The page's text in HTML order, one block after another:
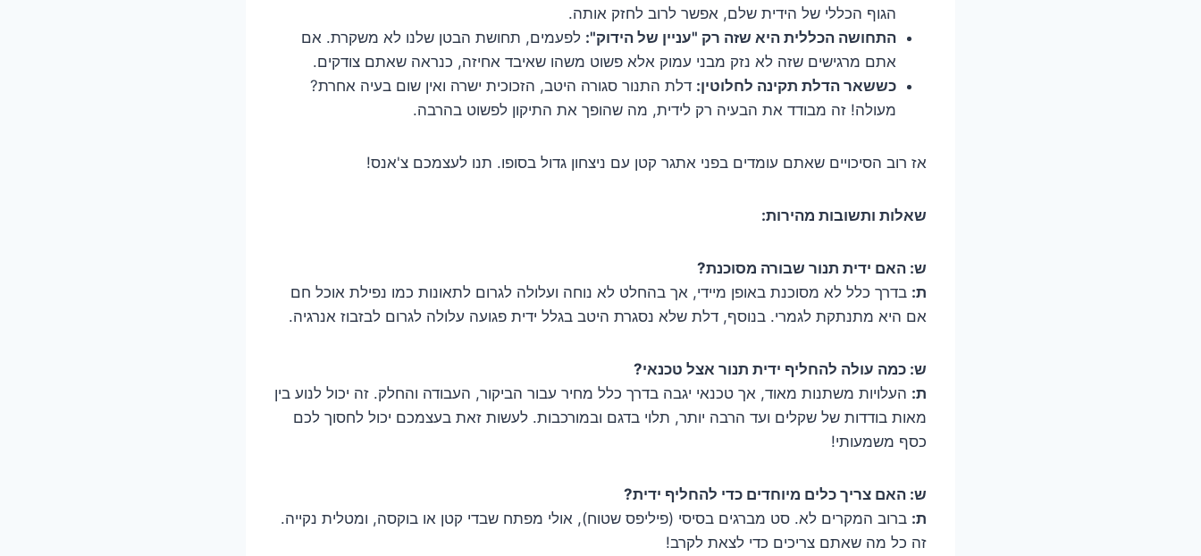
הגוף הכללי של הידית שלם, אפשר לרוב לחזק אותה.
התחושה הכללית היא שזה רק "עניין של הידוק": לפעמים, תחושת הבטן שלנו לא משקרת. אם
אתם מרגישים שזה לא נזק מבני עמוק אלא פשוט משהו שאיבד אחיזה, כנראה שאתם צודקים.
כששאר הדלת תקינה לחלוטין: דלת התנור סגורה היטב, הזכוכית ישרה ואין שום בעיה אחרת?
מעולה! זה מבודד את הבעיה רק לידית, מה שהופך את התיקון לפשוט בהרבה.
אז רוב הסיכויים שאתם עומדים בפני אתגר קטן עם ניצחון גדול בסופו. תנו לעצמכם צ'אנס!
שאלות ותשובות מהירות:
ש: האם ידית תנור שבורה מסוכנת?
ת: בדרך כלל לא מסוכנת באופן מיידי, אך בהחלט לא נוחה ועלולה לגרום לתאונות כמו נפילת אוכל חם
אם היא מתנתקת לגמרי. בנוסף, דלת שלא נסגרת היטב בגלל ידית פגועה עלולה לגרום לבזבוז אנרגיה.
ש: כמה עולה להחליף ידית תנור אצל טכנאי?
ת: העלויות משתנות מאוד, אך טכנאי יגבה בדרך כלל מחיר עבור הביקור, העבודה והחלק. זה יכול לנוע בין
מאות בודדות של שקלים ועד הרבה יותר, תלוי בדגם ובמורכבות. לעשות זאת בעצמכם יכול לחסוך לכם
כסף משמעותי!
ש: האם צריך כלים מיוחדים כדי להחליף ידית?
ת: ברוב המקרים לא. סט מברגים בסיסי (פיליפס שטוח), אולי מפתח שבדי קטן או בוקסה, ומטלית נקייה.
זה כל מה שאתם צריכים כדי לצאת לקרב!